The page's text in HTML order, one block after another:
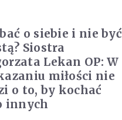
o siebie i nie być
Siostra
Lekan OP: W
miłości nie
o to, by kochać
innych